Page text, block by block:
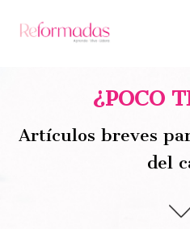
¿POCO
Artículos breves
del